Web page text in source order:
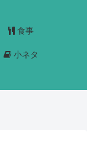
食事
小ネタ